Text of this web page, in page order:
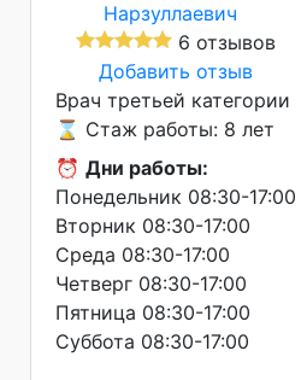
6 отзывов
Добавить отзыв
Врач третьей категории
⌛ Стаж работы: 8 лет
⏰ Дни работы:
Понедельник 08:30-17:00
Вторник 08:30-17:00
Среда 08:30-17:00
Четверг 08:30-17:00
Пятница 08:30-17:00
Суббота 08:30-17:00